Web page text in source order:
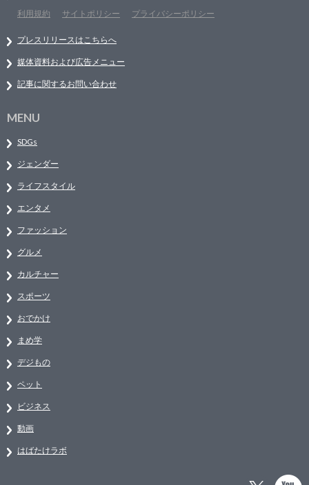
利用規約
サイトポリシー プライバシーポリシー
プレスリリースはこちらへ
媒体資料および広告メニュー
記事に関するお問い合わせ
MENU
SDGs
ジェンダー
ライフスタイル
エンタメ
ファッション
グルメ
カルチャー
スポーツ
おでかけ
まめ学
デジもの
ペット
ビジネス
動画
はばたけラボ